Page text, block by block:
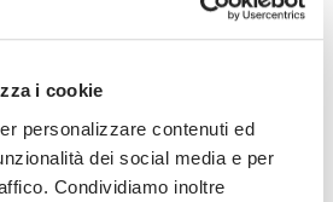
i cookie
personalizzare contenuti ed
dei social media e per
Condividiamo inoltre